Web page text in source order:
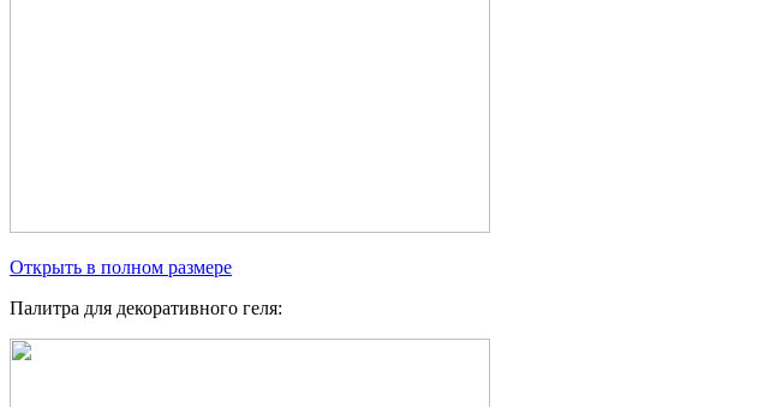
Открыть в полном размере
Палитра для декоративного геля: